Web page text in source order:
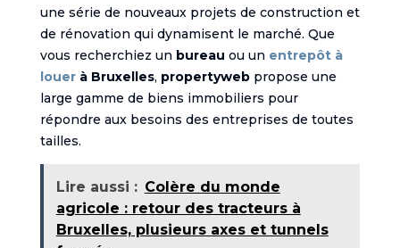
une série de nouveaux projets de construction et
de rénovation qui dynamisent le marché. Que
vous recherchiez un bureau ou un entrepôt à
louerà Bruxelles, propertywebpropose une
large gamme de biens immobiliers pour
répondre aux besoins des entreprises de toutes
tailles.
Lire aussi : Colère du monde
agricole : retour des tracteurs à
Bruxelles, plusieurs axes et tunnels